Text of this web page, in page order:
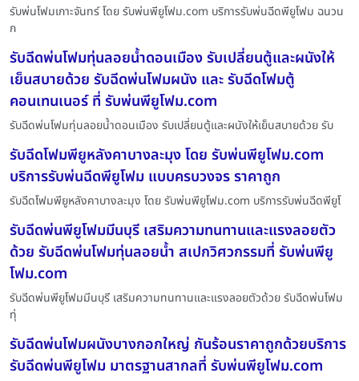
รับพ่นโฟมเกาะจันทร์ โดย รับพ่นพียูโฟม.com บริการรับพ่นฉีดพียูโฟม ฉนวน
ก
รับฉีดพ่นโฟมทุ่นลอยน้ำดอนเมือง รับเปลี่ยนตู้และผนังให้
เย็นสบายด้วย รับฉีดพ่นโฟมผนัง และ รับฉีดโฟมตู้
คอนเทนเนอร์ ที่ รับพ่นพียูโฟม.com
รับฉีดพ่นโฟมทุ่นลอยน้ำดอนเมือง รับเปลี่ยนตู้และผนังให้เย็นสบายด้วย รับ
รับฉีดโฟมพียูหลังคาบางละมุง โดย รับพ่นพียูโฟม.com
บริการรับพ่นฉีดพียูโฟม แบบครบวงจร ราคาถูก
รับฉีดโฟมพียูหลังคาบางละมุง โดย รับพ่นพียูโฟม.com บริการรับพ่นฉีดพียูโ
รับฉีดพ่นพียูโฟมมีนบุรี เสริมความทนทานและแรงลอยตัว
ด้วย รับฉีดพ่นโฟมทุ่นลอยน้ำ สเปกวิศวกรรมที่ รับพ่นพียู
โฟม.com
รับฉีดพ่นพียูโฟมมีนบุรี เสริมความทนทานและแรงลอยตัวด้วย รับฉีดพ่นโฟม
ทุ่
รับฉีดพ่นโฟมผนังบางกอกใหญ่ กันร้อนราคาถูกด้วยบริการ
รับฉีดพ่นพียูโฟม มาตรฐานสากลที่ รับพ่นพียูโฟม.com